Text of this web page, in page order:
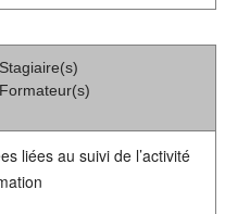
Stagiaire(s)
Formateur(s)
liées au suivi de l’activité